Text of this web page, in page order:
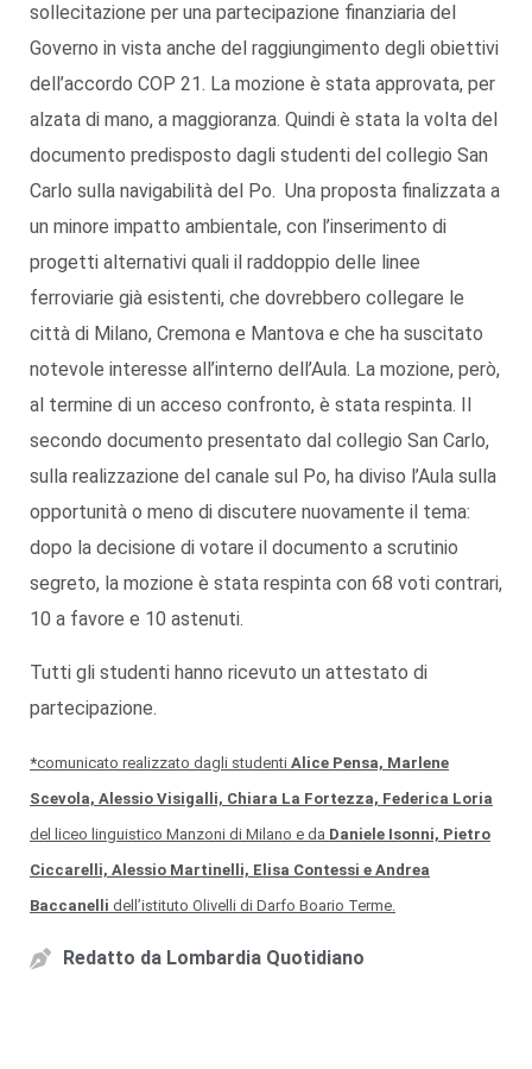
sollecitazione per una partecipazione finanziaria del
Governo in vista anche del raggiungimento degli obiettivi
dell’accordo COP 21. La mozione è stata approvata, per
alzata di mano, a maggioranza. Quindi è stata la volta del
documento predisposto dagli studenti del collegio San
Carlo sulla navigabilità del Po. Una proposta finalizzata a
un minore impatto ambientale, con l’inserimento di
progetti alternativi quali il raddoppio delle linee
ferroviarie già esistenti, che dovrebbero collegare le
città di Milano, Cremona e Mantova e che ha suscitato
notevole interesse all’interno dell’Aula. La mozione, però,
al termine di un acceso confronto, è stata respinta. Il
secondo documento presentato dal collegio San Carlo,
sulla realizzazione del canale sul Po, ha diviso l’Aula sulla
opportunità o meno di discutere nuovamente il tema:
dopo la decisione di votare il documento a scrutinio
segreto, la mozione è stata respinta con 68 voti contrari,
10 a favore e 10 astenuti.
Tutti gli studenti hanno ricevuto un attestato di
partecipazione.
*comunicato realizzato dagli studenti Alice Pensa, Marlene
Scevola, Alessio Visigalli, Chiara La Fortezza, Federica Loria
del liceo linguistico Manzoni di Milano e da Daniele Isonni, Pietro
Ciccarelli, Alessio Martinelli, Elisa Contessi e Andrea
Baccanelli dell’istituto Olivelli di Darfo Boario Terme.
Redatto da Lombardia Quotidiano